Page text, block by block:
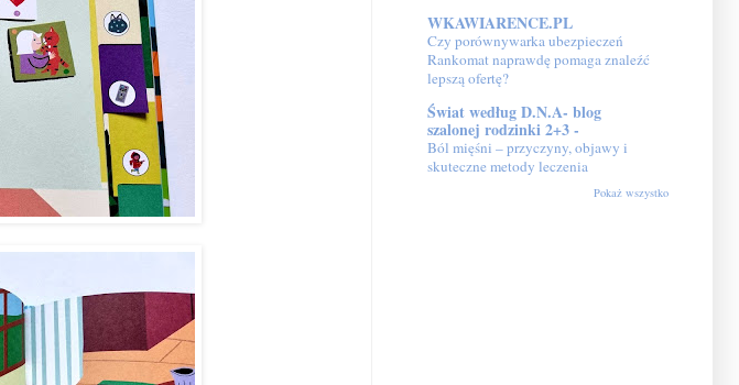
WKAWIARENCE.PL
Czy porównywarka ubezpieczeń
Rankomat naprawdę pomaga znaleźć
lepszą ofertę?
Świat według D.N.A- blog
szalonej rodzinki 2+3 -
Ból mięśni – przyczyny, objawy i
skuteczne metody leczenia
Pokaż wszystko